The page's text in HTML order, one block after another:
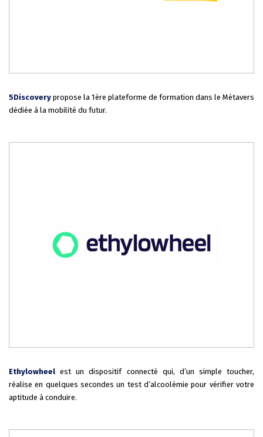
5Discovery propose la 1ère plateforme de formation dans le Métavers
dédiée à la mobilité du futur.
Ethylowheel est un dispositif connecté qui, d’un simple toucher,
réalise en quelques secondes un test d’alcoolémie pour vérifier votre
aptitude à conduire.